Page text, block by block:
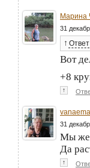
Марина
31
↑ Ответ
Вот
+8
↑
vanaema
31
Мы же
Да
↑